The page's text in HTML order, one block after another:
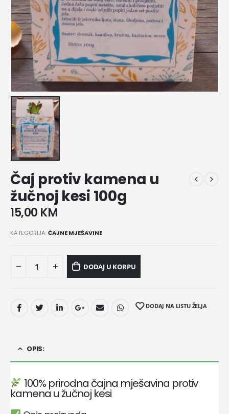
Čaj protiv kamena u
žučnoj kesi 100g
15,00 KM
KATEGORIJA:ČAJNE MJEŠAVINE
DODAJ U KORPU
DODAJ NA LISTU ŽELJA
OPIS:
100% prirodna čajna mješavina protiv
kamena u žučnoj kesi